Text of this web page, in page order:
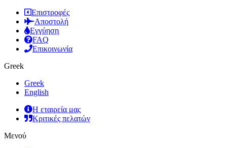
Επιστροφές
Αποστολή
Εγγύηση
FAQ
Επικοινωνία
Greek
Greek
English
Η εταιρεία μας
Κριτικές πελατών
Μενού